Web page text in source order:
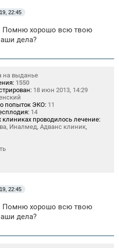
22:45
Помню хорошо всю твою
дела?
на выданье
1550
18 июн 2013, 14:29
попыток ЭКО: 11
14
клиниках проводилось лечение:
Иналмед, Адванс клиник,
22:45
Помню хорошо всю твою
дела?